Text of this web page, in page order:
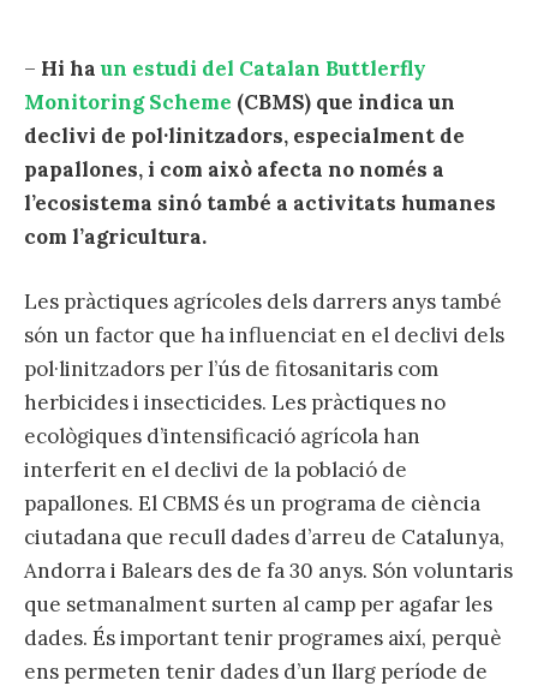
– Hi haun estudi del Catalan Buttlerfly
Monitoring Scheme (CBMS) que indica un
declivi de pol·linitzadors, especialment de
papallones, i com això afecta no només a
l’ecosistema sinó també a activitats humanes
com l’agricultura.
Les pràctiques agrícoles dels darrers anys també
són un factor que ha influenciat en el declivi dels
pol·linitzadors per l’ús de fitosanitaris com
herbicides i insecticides. Les pràctiques no
ecològiques d’intensificació agrícola han
interferit en el declivi de la població de
papallones. El CBMS és un programa de ciència
ciutadana que recull dades d’arreu de Catalunya,
Andorra i Balears des de fa 30 anys. Són voluntaris
que setmanalment surten al camp per agafar les
dades. És important tenir programes així, perquè
ens permeten tenir dades d’un llarg període de